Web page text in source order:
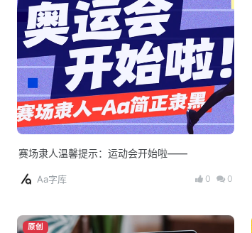
赛场隶人温馨提示：运动会开始啦——
Aa字库 0 0
原创